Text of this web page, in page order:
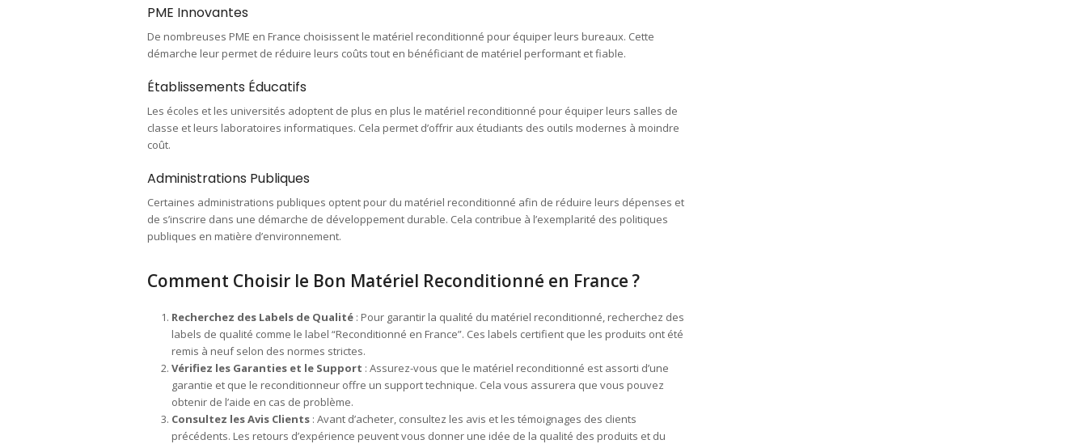
PME Innovantes
De nombreuses PME en France choisissent le matériel reconditionné pour équiper leurs bureaux. Cette
démarche leur permet de réduire leurs coûts tout en bénéficiant de matériel performant et fiable.
Établissements Éducatifs
Les écoles et les universités adoptent de plus en plus le matériel reconditionné pour équiper leurs salles de
classe et leurs laboratoires informatiques. Cela permet d’offrir aux étudiants des outils modernes à moindre
coût.
Administrations Publiques
Certaines administrations publiques optent pour du matériel reconditionné afin de réduire leurs dépenses et
de s’inscrire dans une démarche de développement durable. Cela contribue à l’exemplarité des politiques
publiques en matière d’environnement.
Comment Choisir le Bon Matériel Reconditionné en France ?
Recherchez des Labels de Qualité : Pour garantir la qualité du matériel reconditionné, recherchez des
labels de qualité comme le label “Reconditionné en France”. Ces labels certifient que les produits ont été
remis à neuf selon des normes strictes.
Vérifiez les Garanties et le Support : Assurez-vous que le matériel reconditionné est assorti d’une
garantie et que le reconditionneur offre un support technique. Cela vous assurera que vous pouvez
obtenir de l’aide en cas de problème.
Consultez les Avis Clients : Avant d’acheter, consultez les avis et les témoignages des clients
précédents. Les retours d’expérience peuvent vous donner une idée de la qualité des produits et du